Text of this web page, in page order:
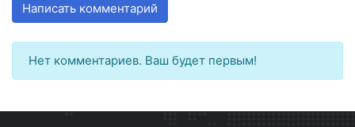
Написать комментарий
Нет комментариев. Ваш будет первым!